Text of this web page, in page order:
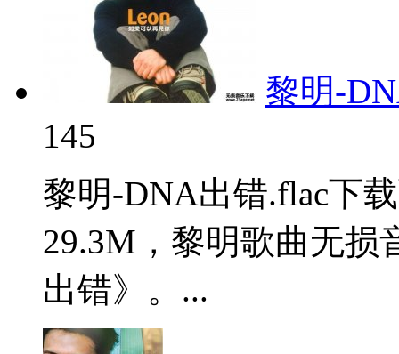
黎明-
145
黎明-DNA出错.flac下
29.3M，黎明歌曲无损
出错》。...